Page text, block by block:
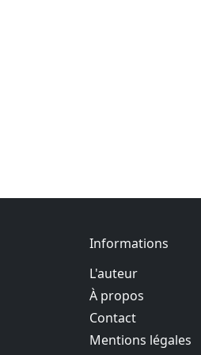
Informations
L'auteur
À propos
Contact
Mentions légales